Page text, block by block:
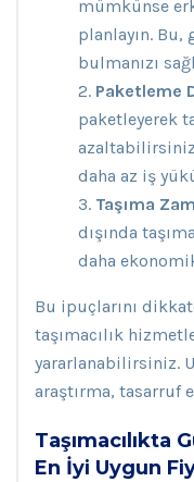
mümkünse
planlayın.
bulmanızı
Paketleme
paketleyerek
daha az iş
Taşıma
dışında
daha
Bu ipuçlarını
taşımacılık
yararlanabilirsiniz.
araştırma, tasarruf
Taşımacılıkta
En İyi Uygun